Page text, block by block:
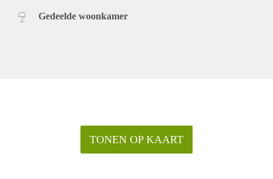
Gedeelde woonkamer
TONEN OP KAART